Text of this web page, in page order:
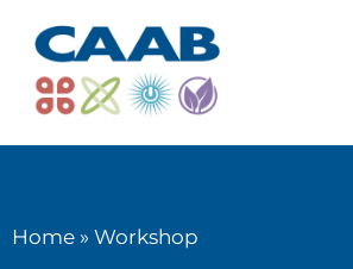
Home » Workshop